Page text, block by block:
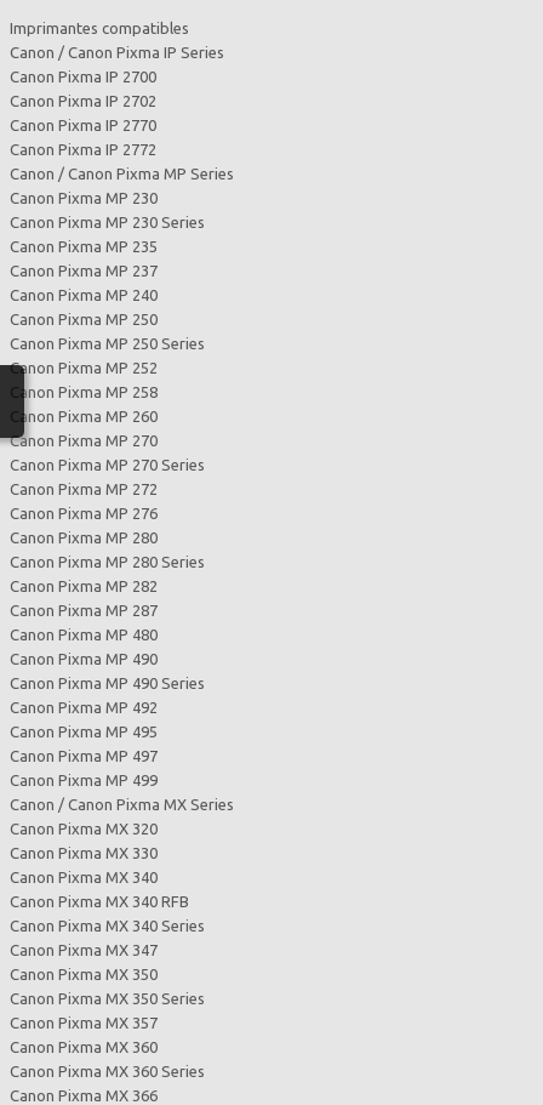
Imprimantes compatibles
Canon / Canon Pixma IP Series
Canon Pixma IP 2700
Canon Pixma IP 2702
Canon Pixma IP 2770
Canon Pixma IP 2772
Canon / Canon Pixma MP Series
Canon Pixma MP 230
Canon Pixma MP 230 Series
Canon Pixma MP 235
Canon Pixma MP 237
Canon Pixma MP 240
Canon Pixma MP 250
Canon Pixma MP 250 Series
Canon Pixma MP 252
Canon Pixma MP 258
Canon Pixma MP 260
Canon Pixma MP 270
Canon Pixma MP 270 Series
Canon Pixma MP 272
Canon Pixma MP 276
Canon Pixma MP 280
Canon Pixma MP 280 Series
Canon Pixma MP 282
Canon Pixma MP 287
Canon Pixma MP 480
Canon Pixma MP 490
Canon Pixma MP 490 Series
Canon Pixma MP 492
Canon Pixma MP 495
Canon Pixma MP 497
Canon Pixma MP 499
Canon / Canon Pixma MX Series
Canon Pixma MX 320
Canon Pixma MX 330
Canon Pixma MX 340
Canon Pixma MX 340 RFB
Canon Pixma MX 340 Series
Canon Pixma MX 347
Canon Pixma MX 350
Canon Pixma MX 350 Series
Canon Pixma MX 357
Canon Pixma MX 360
Canon Pixma MX 360 Series
Canon Pixma MX 366